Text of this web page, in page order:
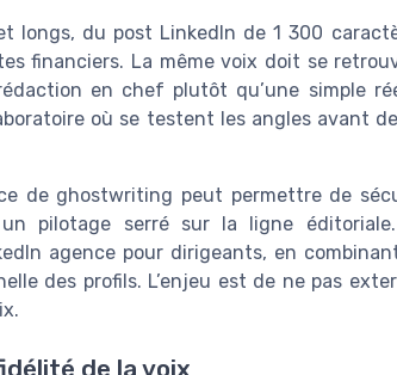
longs, du post LinkedIn de 1 300
financiers. La même voix doit se
en chef plutôt qu’une simple
où se testent les angles avant
de ghostwriting peut permettre de
pilotage serré sur la ligne
agence pour dirigeants, en
des profils. L’enjeu est de ne pas
de la voix